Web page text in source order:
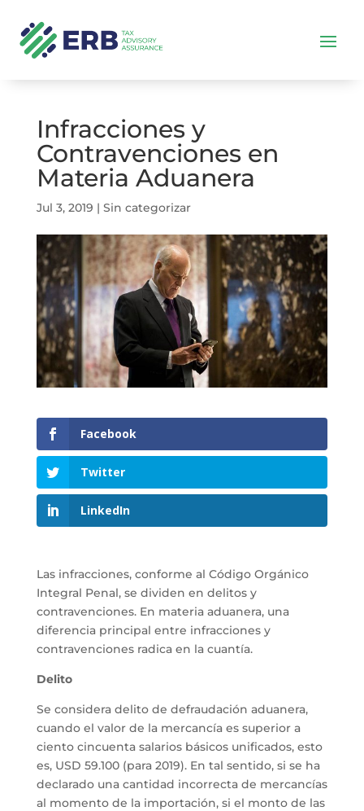
Infracciones y
Contravenciones en
Materia Aduanera
Jul 3, 2019 | Sin categorizar
Facebook
Twitter
LinkedIn
Las infracciones, conforme al Código Orgánico
Integral Penal, se dividen en delitos y
contravenciones. En materia aduanera, una
diferencia principal entre infracciones y
contravenciones radica en la cuantía.
Delito
Se considera delito de defraudación aduanera,
cuando el valor de la mercancía es superior a
ciento cincuenta salarios básicos unificados, esto
es, USD 59.100 (para 2019). En tal sentido, si se ha
declarado una cantidad incorrecta de mercancías
al momento de la importación, si el monto de las